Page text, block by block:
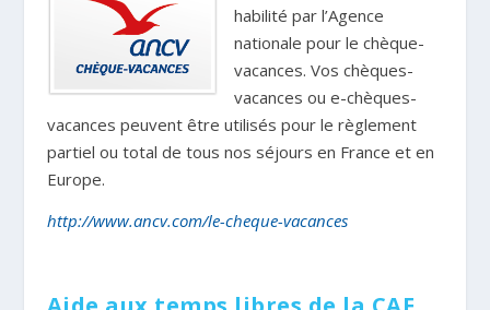
habilité par l’Agence
nationale pour le chèque-
vacances. Vos chèques-
vacances ou e-chèques-
vacances peuvent être utilisés pour le règlement
partiel ou total de tous nos séjours en France et en
Europe.
http://www.ancv.com/le-cheque-vacances